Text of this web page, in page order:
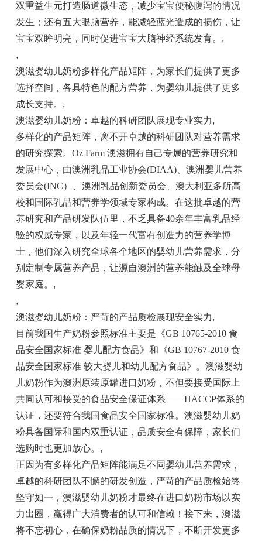
双重益生元打造肠道微生态，减少宝宝便秘腹泻的情况
发生；还有五大眼脑营养，能减轻蓝光造成的损伤，让
宝宝双眸明亮，同时促进宝宝大脑神经系统发育。 ,
,
澳滋婴幼儿奶粉多样化产品矩阵，为家长们提供了更多
选择空间，各具特色的配方营养，为婴幼儿提供了更多
成长支持。 ,
澳滋婴幼儿奶粉：卓越的科研团队展现专业实力,
多样化的产品矩阵，离不开卓越的科研团队对营养需求
的研究探索。Oz Farm 澳滋拥有自己专属的营养研究和
发展中心，由澳洲乳品工业协会(DIAA)、澳洲婴儿营养
委员会(INC）、澳洲乳品创新委员会、澳大利亚多所高
校和国际乳品和营养学领域专家构成。在这批卓越的营
养研究和产品研发队伍里，不乏具备40余年丰富乳品经
验的权威专家，以及年轻一代富有创造力的营养学博
士，他们深入研究全球各个地区的婴幼儿营养需求，分
别定制专属营养产品，让源自澳洲的营养能触及全球母
婴家庭。 ,
,
澳滋婴幼儿奶粉：严苛的产品质检展现安全实力,
目前我国生产奶粉参照标准主要是《GB 10765-2010 食
品安全国家标准 婴儿配方食品》和《GB 10767-2010 食
品安全国家标准 较大婴儿和幼儿配方食品》。澳滋婴幼
儿奶粉作为澳洲原装原罐进口奶粉，不但要接受国际上
共同认可和接受的食品安全保证体系——HACCP体系的
认证，还要符合我国食品安全国家标准。澳滋婴幼儿奶
粉具备国际和国内双重认证，品质安全有保障，家长们
选购时也更加放心。 ,
正因为有多样化产品矩阵能满足不同婴幼儿营养需求，
卓越的科研团队不懈的研发创造，严苛的产品质检始终
坚守如一，澳滋婴幼儿奶粉才最终在进口奶粉市场以实
力出圈，赢得广大消费者的认可和信赖！接下来，澳滋
将不忘初心，在确保奶粉品质的情况下，不断开发更多